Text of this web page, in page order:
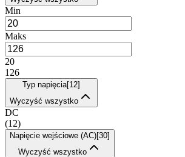
Min
Maks
20
126
Typ napięcia[12]
Wyczyść wszystko
DC
(12)
Napięcie wejściowe (AC)[30]
Wyczyść wszystko